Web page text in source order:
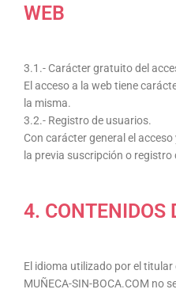
WEB
3.1.- Carácter gratuito del
El acceso a la web tiene
la misma.
3.2.- Registro de usuarios.
Con carácter general el
la previa suscripción o
4. CONTENIDOS
El idioma utilizado por el titular
MUÑECA-SIN-BOCA.COM no